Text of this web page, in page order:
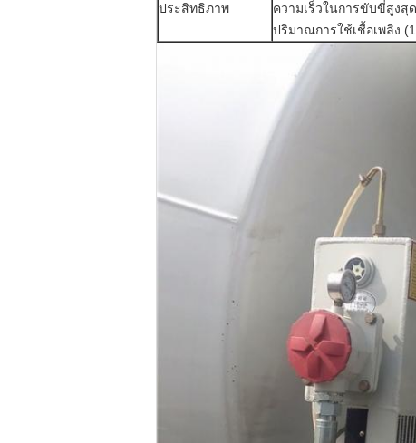
ประสิทธิภาพ
ความเร็วในการขับขี่สูงสุ
ปริมาณการใช้เชื้อเพลิง